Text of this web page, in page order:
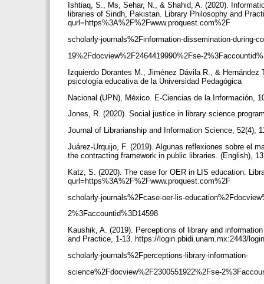
Ishtiaq, S., Ms, Sehar, N., & Shahid, A. (2020).
libraries of Sindh, Pakistan. Library Philosophy and
qurl=https%3A%2F%2Fwww.proquest.com%2F
scholarly-journals%2Finformation-dissemination-during-
19%2Fdocview%2F2464419990%2Fse-
Izquierdo Dorantes M., Jiménez Dávila R., &
psicología educativa de la Universidad Pedagógica
Nacional (UPN), México. E-Ciencias de la Información,
Jones, R. (2020). Social justice in library science
Journal of Librarianship and Information Science, 52(4),
Juárez-Urquijo, F. (2019). Algunas reflexiones sobre el
the contracting framework in public libraries. (English),
Katz, S. (2020). The case for OER in LIS education.
qurl=https%3A%2F%2Fwww.proquest.com%2F
scholarly-journals%2Fcase-oer-lis-
2%3Faccountid%3D14598
Kaushik, A. (2019). Perceptions of library and
and Practice, 1-13. https://login.pbidi.unam.mx:2443/
scholarly-journals%2Fperceptions-library-information-
science%2Fdocview%2F2300551922%2Fse-